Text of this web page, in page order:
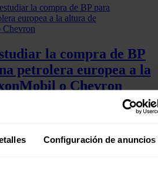
Configuración de anuncios
la compra de BP
petrolera europea a la
o Chevron
como referente